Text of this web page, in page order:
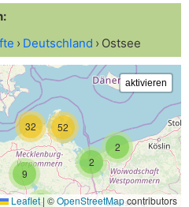
Deutschland Ostsee
2
2
9
32
52
Leaflet| ©OpenStreetMapcontributors